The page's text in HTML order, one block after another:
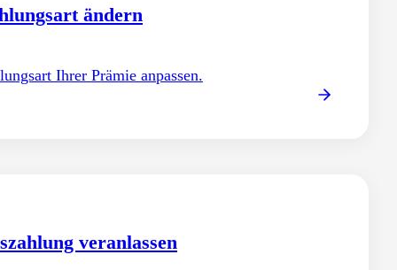
ändern
Ihrer Prämie anpassen.
veranlassen